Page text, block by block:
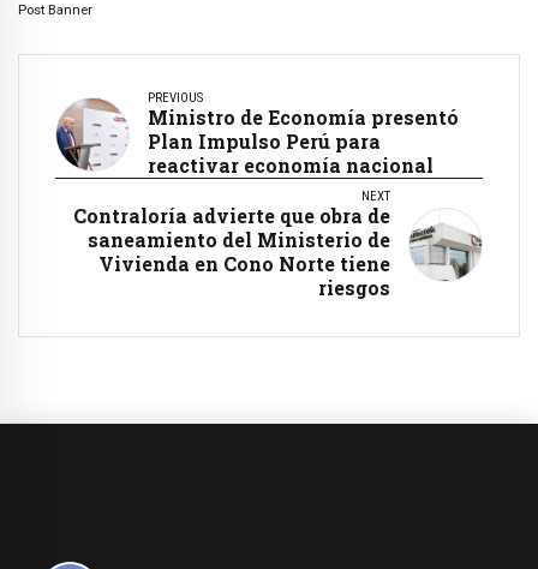
Post Banner
PREVIOUS
Ministro de Economía presentó
Plan Impulso Perú para
reactivar economía nacional
NEXT
Contraloría advierte que obra de
saneamiento del Ministerio de
Vivienda en Cono Norte tiene
riesgos